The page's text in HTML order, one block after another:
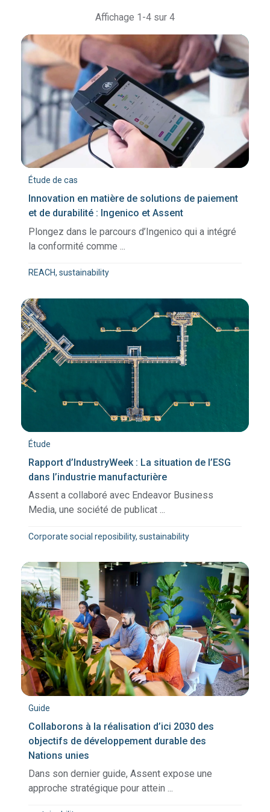
Affichage 1-4 sur 4
Étude de cas
Innovation en matière de solutions de paiement
et de durabilité : Ingenico et Assent
Plongez dans le parcours d’Ingenico qui a intégré
la conformité comme ...
REACH, sustainability
Étude
Rapport d’IndustryWeek : La situation de l’ESG
dans l’industrie manufacturière
Assent a collaboré avec Endeavor Business
Media, une société de publicat ...
Corporate social reposibility, sustainability
Guide
Collaborons à la réalisation d’ici 2030 des
objectifs de développement durable des
Nations unies
Dans son dernier guide, Assent expose une
approche stratégique pour attein ...